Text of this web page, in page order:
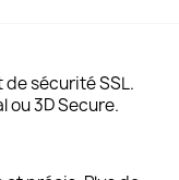
sécurité SSL.
ou 3D Secure.